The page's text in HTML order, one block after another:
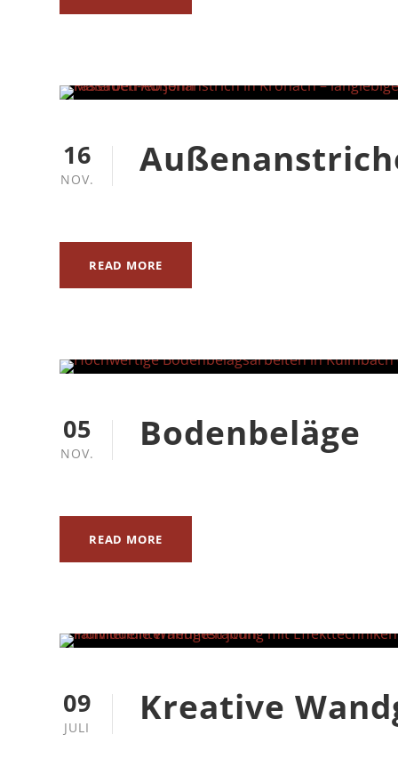
16
NOV.
READ MORE
05
NOV. Bodenbeläge
READ MORE
09
JULI Kreative